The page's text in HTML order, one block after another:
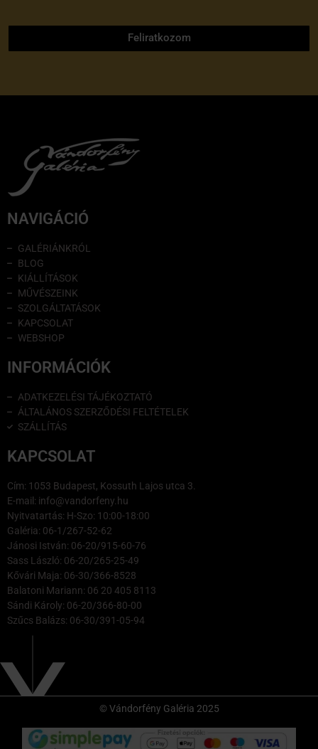
Feliratkozom
NAVIGÁCIÓ
GALÉRIÁNKRÓL
BLOG
KIÁLLÍTÁSOK
MŰVÉSZEINK
SZOLGÁLTATÁSOK
KAPCSOLAT
WEBSHOP
INFORMÁCIÓK
ADATKEZELÉSI TÁJÉKOZTATÓ
ÁLTALÁNOS SZERZŐDÉSI FELTÉTELEK
SZÁLLÍTÁS
KAPCSOLAT
Cím: 1053 Budapest, Kossuth Lajos utca 3.
E-mail: info@vandorfeny.hu
Nyitvatartás: H-Szo: 10:00-18:00
Galéria: 06-1/267-52-62
Jánosi István: 06-20/915-60-76
Sass László: 06-20/265-25-49
Kővári Maja: 06-30/366-8528
Balatoni Mariann: 06 20 405 8113
Sándi Károly: 06-20/366-80-00
Szűcs Balázs: 06-30/391-05-94
© Vándorfény Galéria 2025